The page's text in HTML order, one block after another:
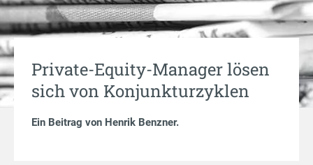
Private-Equity-Manager lösen
sich von Konjunkturzyklen
Ein Beitrag von Henrik Benzner.